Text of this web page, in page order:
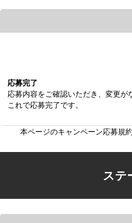
応募完了
応募内容をご確認いただき、変更
これで応募完了です。
本ページのキャンペーン応募規
ステ